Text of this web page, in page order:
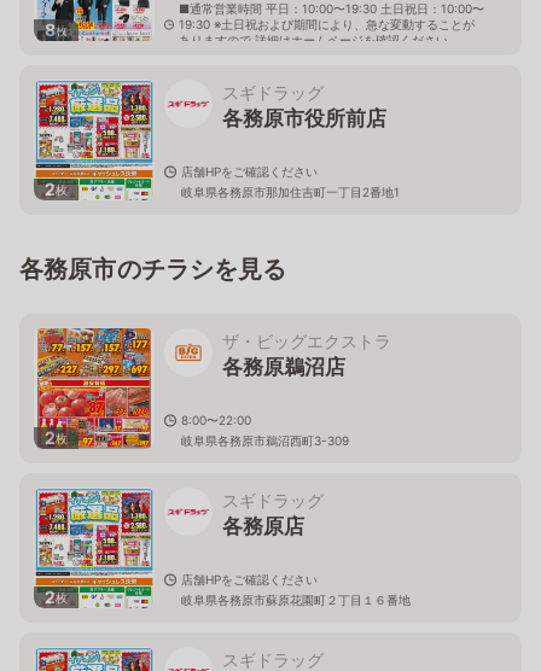
8枚
■通常営業時間 平日：10:00〜19:30 土日祝日：10:00〜
19:30 ※土日祝および期間により、急な変動することが
ありますので 詳細はホームページを確認ください
2枚
スギドラッグ
各務原市役所前店
店舗HPをご確認ください
岐阜県各務原市那加住吉町一丁目2番地1
各務原市のチラシを見る
2枚
ザ・ビッグエクストラ
各務原鵜沼店
8:00〜22:00
岐阜県各務原市鵜沼西町3-309
2枚
スギドラッグ
各務原店
店舗HPをご確認ください
岐阜県各務原市蘇原花園町２丁目１６番地
スギドラッグ